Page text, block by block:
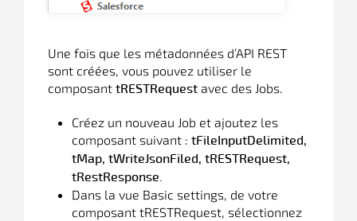
Une fois que les métadonnées d’API REST
sont créées, vous pouvez utiliser le
composant tRESTRequest avec des Jobs.
Créez un nouveau Job et ajoutez les
composant suivant : tFileInputDelimited,
tMap, tWriteJsonFiled, tRESTRequest,
tRestResponse.
Dans la vue Basic settings, de votre
composant tRESTRequest, sélectionnez